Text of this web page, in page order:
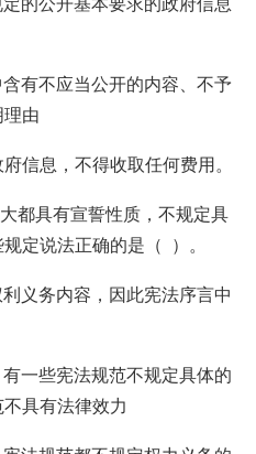
公开基本要求的政府信息
不应当公开的内容、不予
由
息，不得收取任何费用。
具有宣誓性质，不规定具
定说法正确的是（ ）。
务内容，因此宪法序言中
些宪法规范不规定具体的
具有法律效力